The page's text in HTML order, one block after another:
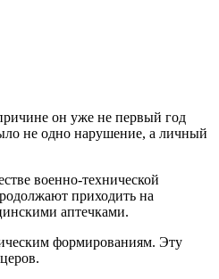
он уже не первый год
не одно нарушение, а личный
военно-технической
приходить на
аптечками.
формированиям. Эту